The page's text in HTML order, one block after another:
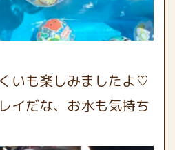
いも楽しみましたよ♡
イだな、お水も気持ち